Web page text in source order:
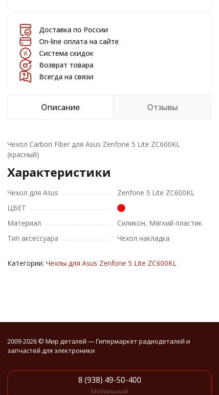
Доставка по России
On-line оплата на сайте
Система скидок
Возврат товара
Всегда на связи
Описание Отзывы
Чехол Carbon Fiber для Asus Zenfone 5 Lite ZC600KL
(красный)
Характеристики
Чехол для Asus
Zenfone 5 Lite ZC600KL
ЦВЕТ
Материал
Силикон, Мягкий пластик
Тип аксессуара
Чехол накладка
Категории: Чехлы для Asus Zenfone 5 Lite ZC600KL
2009-2026 © Мир деталей — Гипермаркет радиодеталей и
запчастей для электроники
8 (938) 49-50-400
Мобильный